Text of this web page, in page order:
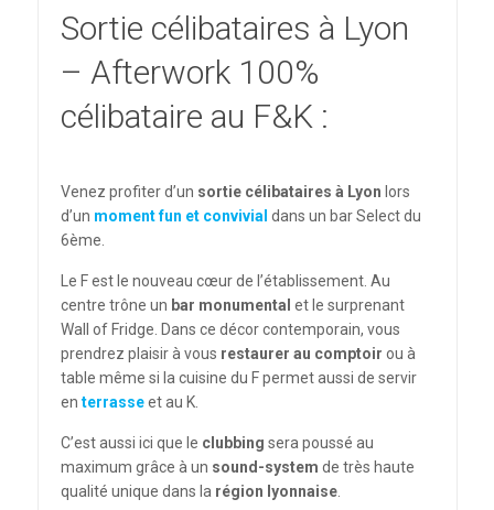
Sortie célibataires à Lyon
– Afterwork 100%
célibataire au F&K :
Venez profiter d’un sortie célibataires à Lyon lors
d’un moment fun et convivial dans un bar Select du
6ème.
Le F est le nouveau cœur de l’établissement. Au
centre trône un bar monumental et le surprenant
Wall of Fridge. Dans ce décor contemporain, vous
prendrez plaisir à vous restaurer au comptoir ou à
table même si la cuisine du F permet aussi de servir
en terrasseet au K.
C’est aussi ici que le clubbing sera poussé au
maximum grâce à un sound-system de très haute
qualité unique dans la région lyonnaise.